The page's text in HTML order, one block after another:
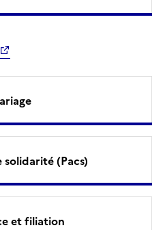
solidarité (Pacs)
et filiation